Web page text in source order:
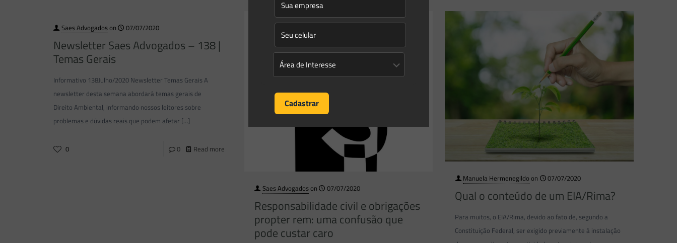
Saes Advogadoson 07/07/2020
Newsletter Saes Advogados – 138 |
Temas Gerais
Informativo 138Julho/2020 Newsletter Temas Gerais A
newsletter desta semana abordará temas gerais de
Direito Ambiental, informando nossos leitores sobre
problemas e dúvidas reais que podem afetar […]
0 0 Read more
Saes Advogadoson 07/07/2020
Responsabilidade civil e obrigações
propter rem: uma confusão que
pode custar caro
Manuela Hermenegildo on 07/07/2020
Qual o conteúdo de um EIA/Rima?
Para muitos, o EIA/Rima, devido ao fato de, segundo a
Constituição Federal, ser exigido previamente à instalação